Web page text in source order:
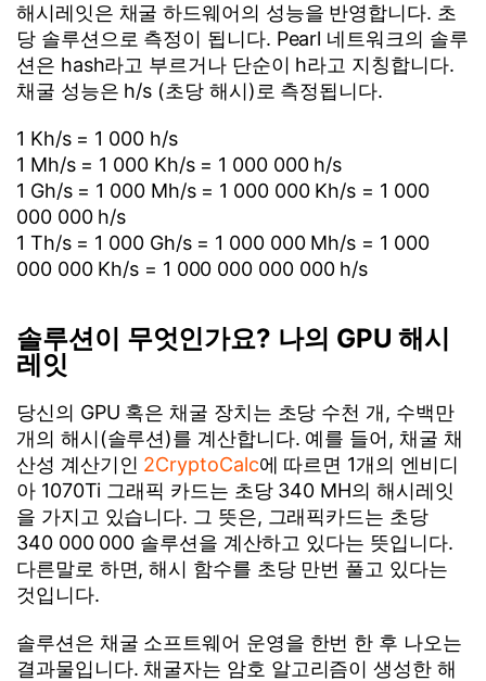
해시레잇은 채굴 하드웨어의 성능을 반영합니다. 초
당 솔루션으로 측정이 됩니다. Pearl 네트워크의 솔루
션은 hash라고 부르거나 단순이 h라고 지칭합니다.
채굴 성능은 h/s (초당 해시)로 측정됩니다.
1 Kh/s = 1 000 h/s
1 Mh/s = 1 000 Kh/s = 1 000 000 h/s
1 Gh/s = 1 000 Mh/s = 1 000 000 Kh/s = 1 000
000 000 h/s
1 Th/s = 1 000 Gh/s = 1 000 000 Mh/s = 1 000
000 000 Kh/s = 1 000 000 000 000 h/s
솔루션이 무엇인가요? 나의 GPU 해시
레잇
당신의 GPU 혹은 채굴 장치는 초당 수천 개, 수백만
개의 해시(솔루션)를 계산합니다. 예를 들어, 채굴 채
산성 계산기인 2CryptoCalc에 따르면 1개의 엔비디
아 1070Ti 그래픽 카드는 초당 340 MH의 해시레잇
을 가지고 있습니다. 그 뜻은, 그래픽카드는 초당
340 000 000 솔루션을 계산하고 있다는 뜻입니다.
다른말로 하면, 해시 함수를 초당 만번 풀고 있다는
것입니다.
솔루션은 채굴 소프트웨어 운영을 한번 한 후 나오는
결과물입니다. 채굴자는 암호 알고리즘이 생성한 해